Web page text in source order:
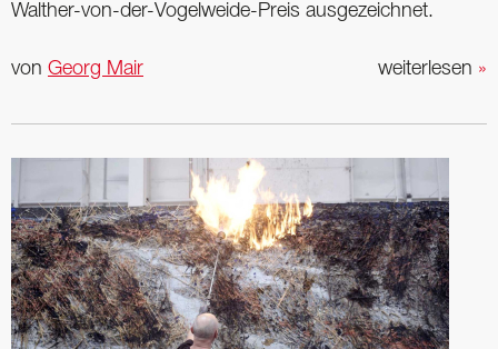
Walther-von-der-Vogelweide-Preis ausgezeichnet.
weiterlesen »
von Georg Mair